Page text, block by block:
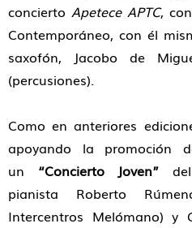
concierto Apetece APTC,
Contemporáneo, con él
saxofón, Jacobo de
(percusiones).
Como en anteriores
apoyando la promoción
un “Concierto Joven”
pianista Roberto
Intercentros Melómano) y